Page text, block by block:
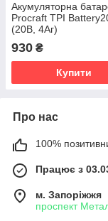
Акумуляторна
Procraft TPI
(20В, 4Аг)
930 ₴
Купити
Про нас
100%
Працює з
м. Запоріжжя
проспект